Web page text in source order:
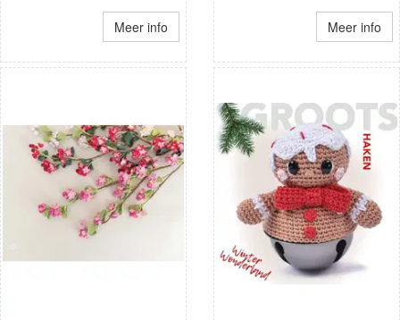
Meer info Meer info